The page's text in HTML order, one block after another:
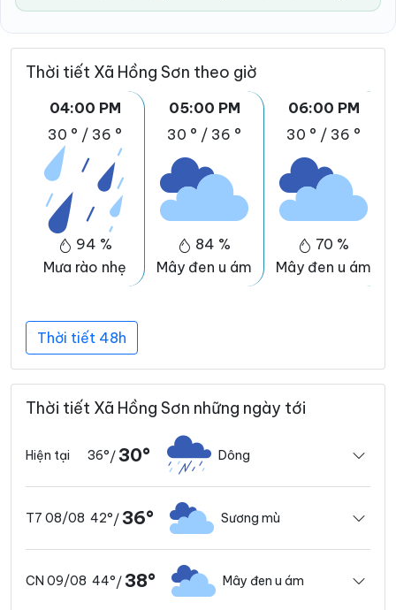
Thời tiết Xã Hồng Sơn theo giờ
04:00 PM
30 ° / 36 °
94 %
Mưa rào nhẹ
05:00 PM
30 ° / 36 °
84 %
Mây đen u ám
06:00 PM
30 ° / 36 °
70 %
Mây đen u ám
Thời tiết 48h
Thời tiết Xã Hồng Sơn những ngày tới
Hiện tại 36°/ 30° Dông
T7 08/08 42°/ 36° Sương mù
CN 09/08 44°/ 38° Mây đen u ám